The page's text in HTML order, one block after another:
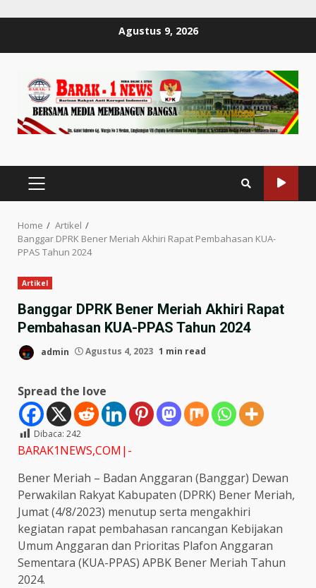
Agustus 9, 2026
PRIMARY
MENU
Home
Artikel
Banggar DPRK Bener Meriah Akhiri Rapat Pembahasan KUA-
PPAS Tahun 2024
Artikel
Banggar DPRK Bener Meriah Akhiri Rapat
Pembahasan KUA-PPAS Tahun 2024
admin Agustus 4, 2023 1 min read
Spread the love
Dibaca: 242
BARAK1NEWS,COM|-
Bener Meriah – Badan Anggaran (Banggar) Dewan
Perwakilan Rakyat Kabupaten (DPRK) Bener Meriah,
Jumat (4/8/2023) menutup serta mengakhiri
kegiatan rapat pembahasan rancangan Kebijakan
Umum Anggaran dan Prioritas Plafon Anggaran
Sementara (KUA-PPAS) APBK Bener Meriah Tahun
2024.